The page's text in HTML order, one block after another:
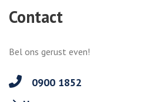
Contact
Bel ons gerust even!
0900 1852